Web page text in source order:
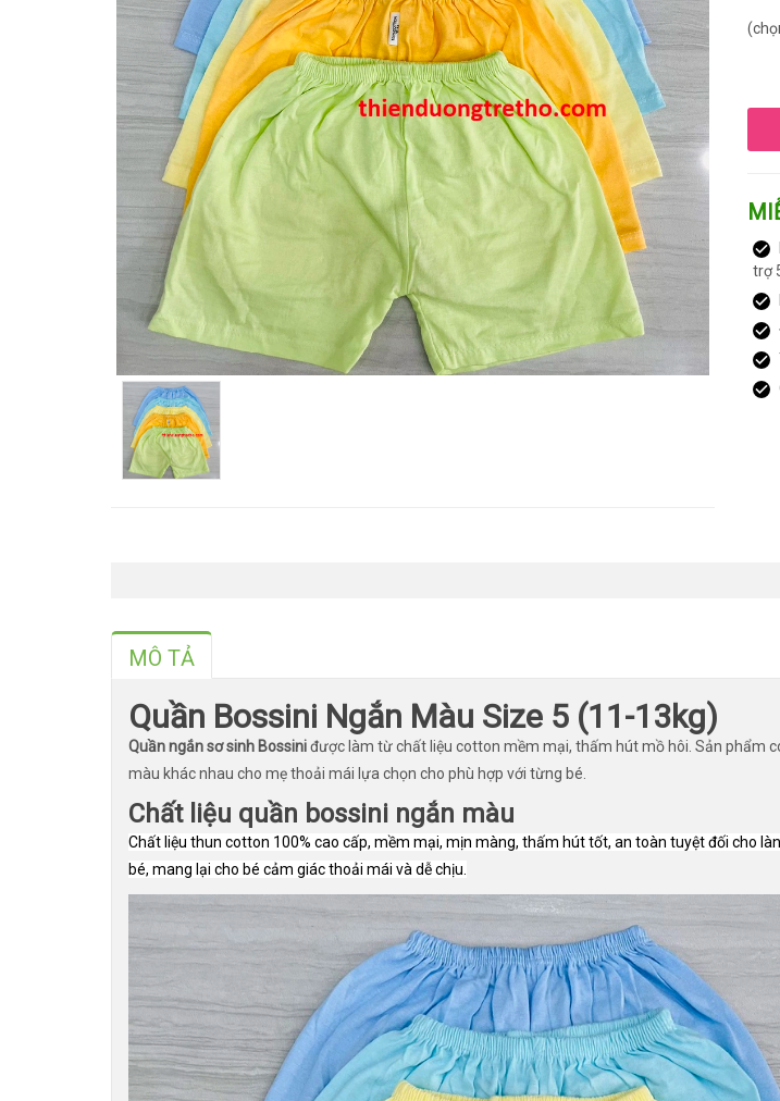
trợ
MÔ TẢ
Quần Bossini Ngắn Màu Size 5 (11-13kg)
Quần ngắn sơ sinh Bossiniđược làm từ chất liệu cotton mềm mại, thấm hút mồ hôi. Sản phẩm
màu khác nhau cho mẹ thoải mái lựa chọn cho phù hợp với từng bé.
Chất liệu quần bossini ngắn màu
Chất liệu thun cotton 100% cao cấp, mềm mại, mịn màng, thấm hút tốt, an toàn tuyệt đối cho
bé, mang lại cho bé cảm giác thoải mái và dễ chịu.